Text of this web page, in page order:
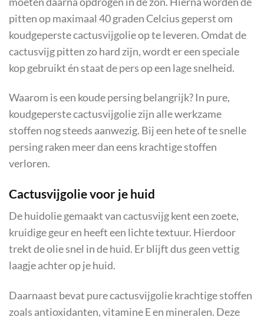
pitten op maximaal 40 graden Celcius geperst om
koudgeperste cactusvijgolie op te leveren. Omdat de
cactusvijg pitten zo hard zijn, wordt er een speciale
kop gebruikt én staat de pers op een lage snelheid.
Waarom is een koude persing belangrijk? In pure,
koudgeperste cactusvijgolie zijn alle werkzame
stoffen nog steeds aanwezig. Bij een hete of te snelle
persing raken meer dan eens krachtige stoffen
verloren.
Cactusvijgolie voor je huid
De huidolie gemaakt van cactusvijg kent een zoete,
kruidige geur en heeft een lichte textuur. Hierdoor
trekt de olie snel in de huid. Er blijft dus geen vettig
laagje achter op je huid.
Daarnaast bevat pure cactusvijgolie krachtige stoffen
zoals antioxidanten, vitamine E en mineralen. Deze